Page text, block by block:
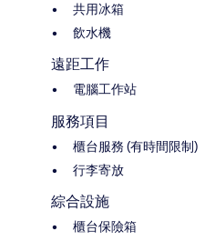
共用冰箱
飲水機
遠距工作
電腦工作站
服務項目
櫃台服務 (有時間限制)
行李寄放
綜合設施
櫃台保險箱